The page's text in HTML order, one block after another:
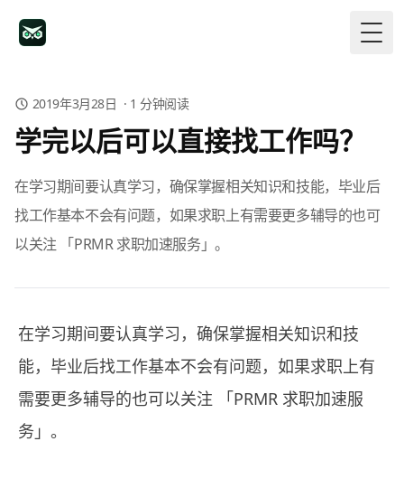
2019年3月28日 · 1 分钟阅读
学完以后可以直接找工作吗？
在学习期间要认真学习，确保掌握相关知识和技能，毕业后
找工作基本不会有问题，如果求职上有需要更多辅导的也可
以关注 「PRMR 求职加速服务」。
在学习期间要认真学习，确保掌握相关知识和技
能，毕业后找工作基本不会有问题，如果求职上有
需要更多辅导的也可以关注 「PRMR 求职加速服
务 」。